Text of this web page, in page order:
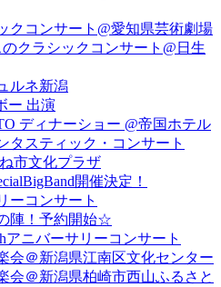
クコンサート@愛知県芸術劇場
のクラシックコンサート@日生
ルネ新潟
ー 出演
ディナーショー @帝国ホテル
スティック・コンサート
市文化プラザ
開催決定！
ーコンサート
陣！予約開始☆
アニバーサリーコンサート
会＠新潟県江南区文化センター
会＠新潟県柏崎市西山ふるさと